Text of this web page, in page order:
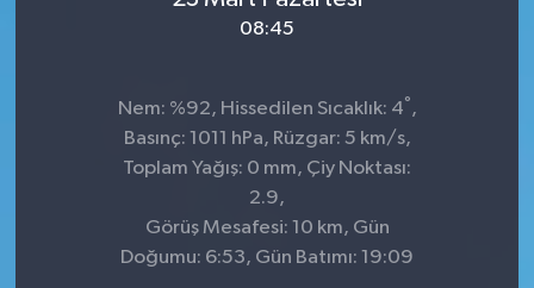
08:45
Nem: %92, Hissedilen Sıcaklık: 4° ,
Basınç: 1011 hPa, Rüzgar: 5 km/s,
Toplam Yağış: 0 mm, Çiy Noktası:
2.9,
Görüş Mesafesi: 10 km, Gün
Doğumu: 6:53, Gün Batımı: 19:09